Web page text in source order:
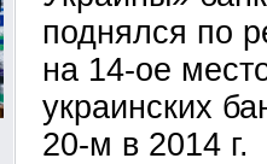
поднялся по
на 14-ое
украинских
20-м в 2014 г.